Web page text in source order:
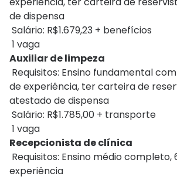
de dispensa
Salário: R$1.679,23 + benefícios
1 vaga
Auxiliar de limpeza
Requisitos: Ensino fundamental
de experiência, ter carteira de
atestado de dispensa
Salário: R$1.785,00 + transporte
1 vaga
Recepcionista de clínica
Requisitos: Ensino médio completo,
experiência